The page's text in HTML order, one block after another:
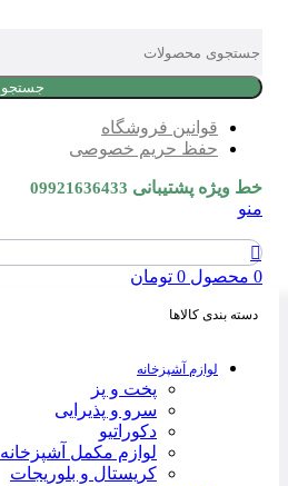
جستجو
قوانین فروشگاه
حفظ حریم خصوصی
خط ویژه پشتیبانی 09921636433
منو
0 محصول 0 تومان
دسته بندی کالاها
لوازم آشپزخانه
پخت و پز
سرو و پذیرایی
دکوراتیو
لوازم مکمل آشپزخانه
کریستال و بلوریجات